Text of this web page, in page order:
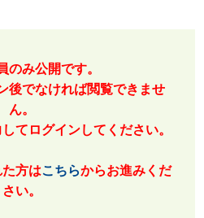
のみ公開です。
後でなければ閲覧できませ
ん。
てログインしてください。
方はこちらからお進みくだ
さい。